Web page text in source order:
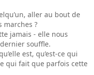
aller au bout de
marches ?
jamais - elle nous
souffle.
est, qu’est-ce qui
qui fait que parfois cette